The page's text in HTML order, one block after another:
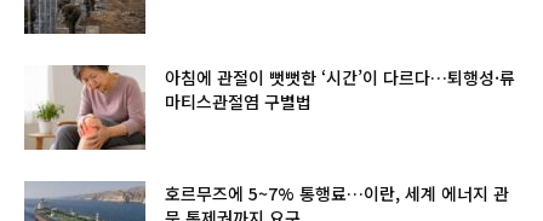
아침에 관절이 뻣뻣한 ‘시간’이 다르다…퇴행성·류
마티스관절염 구별법
호르무즈에 5~7% 통행료…이란, 세계 에너지 관